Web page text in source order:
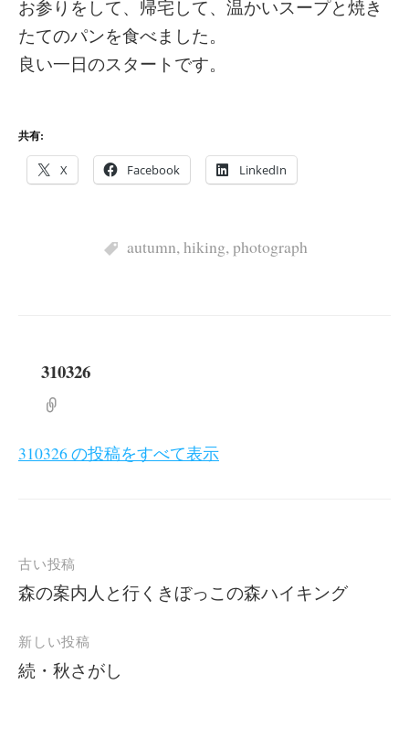
お参りをして、帰宅して、温かいスープと焼き
たてのパンを食べました。
良い一日のスタートです。
共有:
X Facebook LinkedIn
autumn,hiking,photograph
310326
310326 の投稿をすべて表示
投
稿
ビ
ゲ
古い投稿
森の案内人と行くきぼっこの森ハイキング
新しい投稿
続・秋さがし